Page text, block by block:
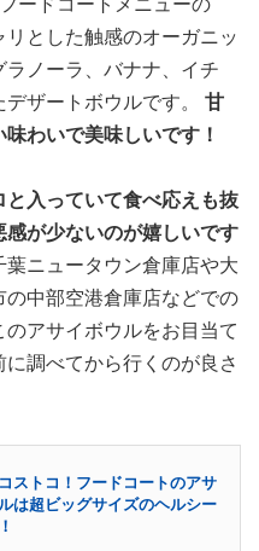
ードコートメニューの
リとした触感のオーガニッ
ノーラ、バナナ、イチ
ザートボウルです。 甘
わいで美味しいです！
入っていて食べ応えも抜
が少ないのが嬉しいです
ニュータウン倉庫店や大
中部空港倉庫店などでの
アサイボウルをお目当て
調べてから行くのが良さ
ストコ！フードコートのアサ
は超ビッグサイズのヘルシー